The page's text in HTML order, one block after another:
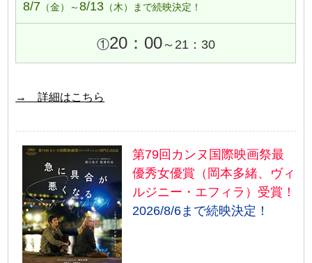
8/7 （金）～8/13 （木）まで続映決定！
①20：00～21：30
→ 詳細はこちら
第79回カンヌ国際映画祭最
優秀女優賞（岡本多緒、ヴィ
ルジニー・エフィラ）受賞！
2026/8/6まで続映決定！